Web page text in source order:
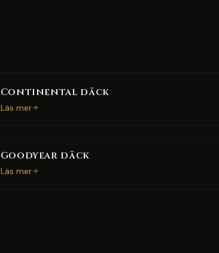
Continental däck
Läs mer
Goodyear däck
Läs mer